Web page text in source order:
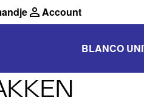
Account
BLANCO